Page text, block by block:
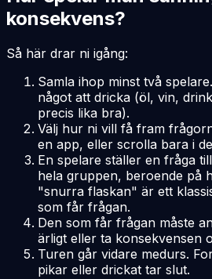
konsekvens?
Så här drar ni igång:
Samla ihop minst två
något att dricka (öl, vin,
precis lika bra).
Välj hur ni vill få fram
en app, eller scrolla bara i
En spelare ställer en fråga
hela gruppen, beroende på
"snurra flaskan" är ett
som får frågan.
Den som får frågan måste
ärligt eller ta konsekvensen
Turen går vidare medurs.
pikar eller drickat tar slut.